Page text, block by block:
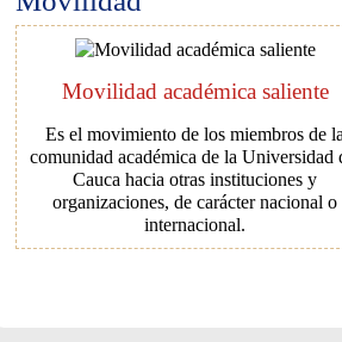
Movilidad académica saliente
Es el movimiento de los miembros de la
comunidad académica de la Universidad
Cauca hacia otras instituciones y
organizaciones, de carácter nacional o
internacional.